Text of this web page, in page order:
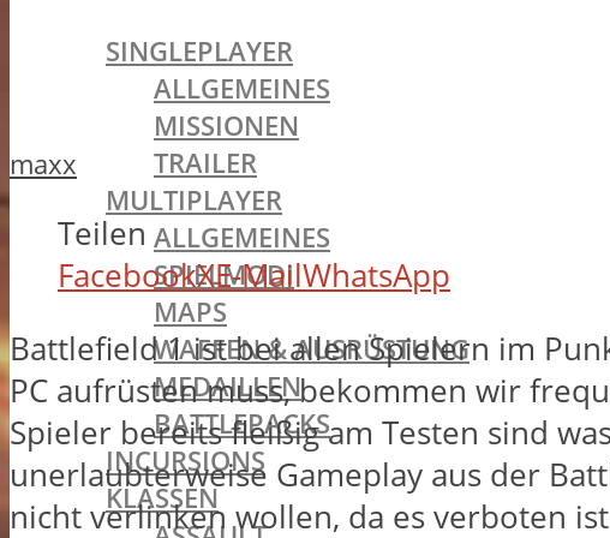
SINGLEPLAYER
ALLGEMEINES
MISSIONEN
TRAILER
MULTIPLAYER
ALLGEMEINES
SPIELMODI
MAPS
WAFFEN & AUSRÜSTUNG
MEDAILLEN
BATTLEPACKS
INCURSIONS
KLASSEN
maxx
Teilen
FacebookXE-MailWhatsApp
Battlefield 1 ist bei allen Spielern im
PC aufrüsten muss, bekommen wir
Spieler bereits fleißig am Testen sind
unerlaubterweise Gameplay aus der
nicht verlinken wollen, da es verboten